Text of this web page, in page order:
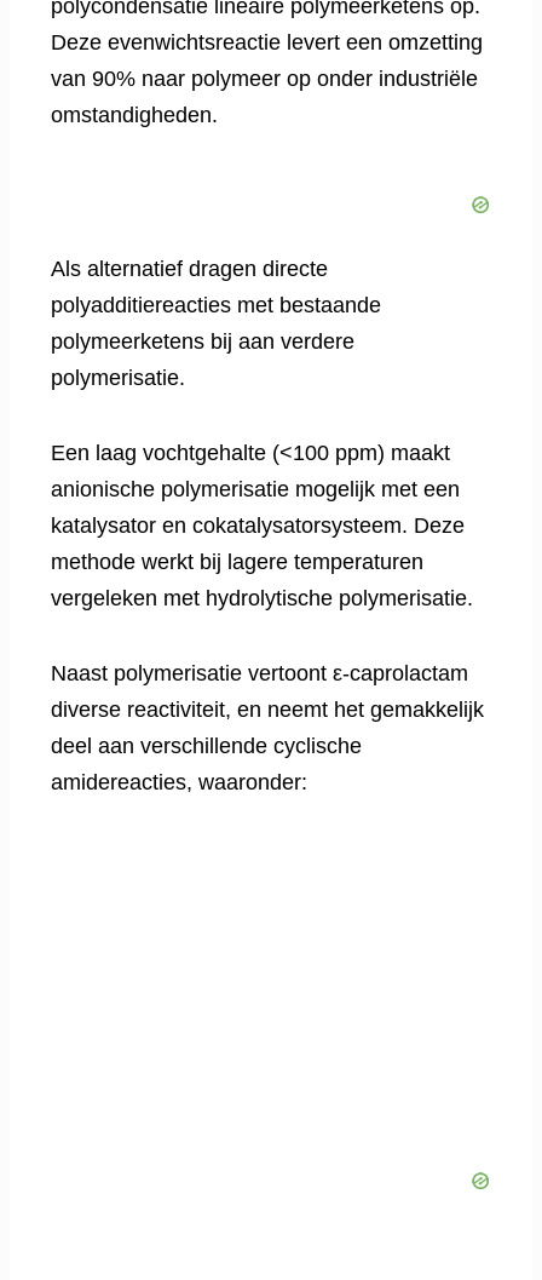
polycondensatie lineaire polymeerketens op.
Deze evenwichtsreactie levert een omzetting
van 90% naar polymeer op onder industriële
omstandigheden.
Als alternatief dragen directe
polyadditiereacties met bestaande
polymeerketens bij aan verdere
polymerisatie.
Een laag vochtgehalte (<100 ppm) maakt
anionische polymerisatie mogelijk met een
katalysator en cokatalysatorsysteem. Deze
methode werkt bij lagere temperaturen
vergeleken met hydrolytische polymerisatie.
Naast polymerisatie vertoont ε-caprolactam
diverse reactiviteit, en neemt het gemakkelijk
deel aan verschillende cyclische
amidereacties, waaronder: